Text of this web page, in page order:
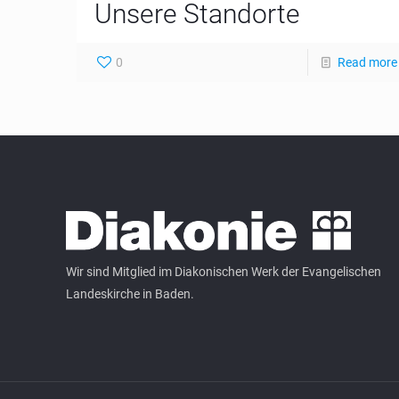
Unsere Standorte
0 Read more
Wir sind Mitglied im Diakonischen Werk der Evangelischen
Landeskirche in Baden.